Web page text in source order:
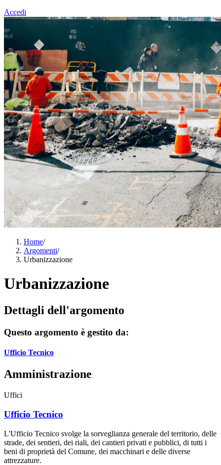
Accedi
Home/
Argomenti/
Urbanizzazione
Urbanizzazione
Dettagli dell'argomento
Questo argomento è gestito da:
Ufficio Tecnico
Amministrazione
Uffici
Ufficio Tecnico
L'Ufficio Tecnico svolge la sorveglianza generale del territorio, delle
strade, dei sentieri, dei riali, dei cantieri privati e pubblici, di tutti i
beni di proprietà del Comune, dei macchinari e delle diverse
attrezzature.